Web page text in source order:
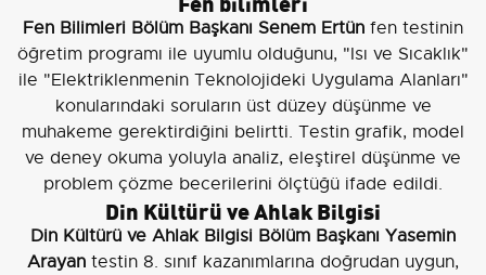
Fen Bilimleri Bölüm Başkanı Senem Ertün fen testinin
öğretim programı ile uyumlu olduğunu, "Isı ve Sıcaklık"
ile "Elektriklenmenin Teknolojideki Uygulama Alanları"
konularındaki soruların üst düzey düşünme ve
muhakeme gerektirdiğini belirtti. Testin grafik, model
ve deney okuma yoluyla analiz, eleştirel düşünme ve
problem çözme becerilerini ölçtüğü ifade edildi.
Din Kültürü ve Ahlak Bilgisi
Din Kültürü ve Ahlak Bilgisi Bölüm Başkanı Yasemin
Arayan testin 8. sınıf kazanımlarına doğrudan uygun,